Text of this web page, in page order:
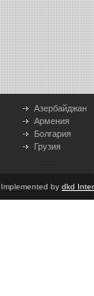
Азербайджан
Армения
Болгария
Грузия
Implemented by dkd